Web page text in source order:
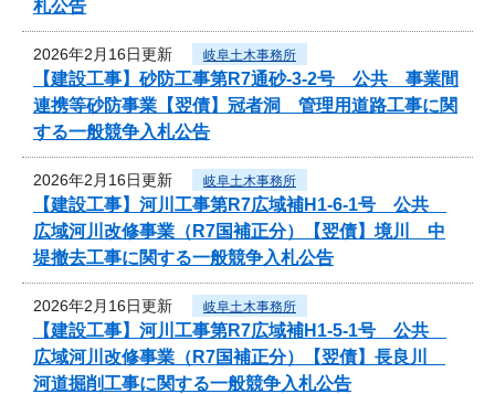
札公告
2026年2月16日更新 岐阜土木事務所
【建設工事】砂防工事第R7通砂-3-2号 公共 事業間
連携等砂防事業【翌債】冠者洞 管理用道路工事に関
する一般競争入札公告
2026年2月16日更新 岐阜土木事務所
【建設工事】河川工事第R7広域補H1-6-1号 公共
広域河川改修事業（R7国補正分）【翌債】境川 中
堤撤去工事に関する一般競争入札公告
2026年2月16日更新 岐阜土木事務所
【建設工事】河川工事第R7広域補H1-5-1号 公共
広域河川改修事業（R7国補正分）【翌債】長良川
河道掘削工事に関する一般競争入札公告